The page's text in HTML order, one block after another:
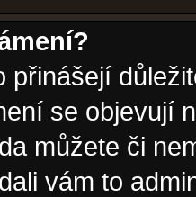
přinášejí
se objevují
můžete či
vám to